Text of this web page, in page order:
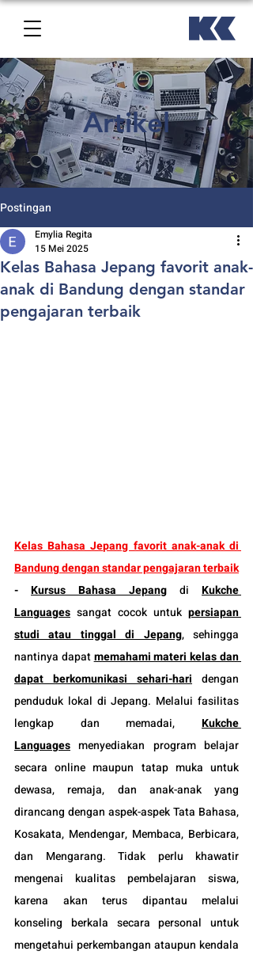
Artikel
Postingan
Kelas Bahasa Jepang favorit anak-
anak di Bandung dengan standar
pengajaran terbaik
Emylia Regita
15 Mei 2025
Kelas Bahasa Jepang favorit anak-anak di
Bandung dengan standar pengajaran terbaik
-
Kursus Bahasa Jepang di Kukche
Languages sangat cocok untuk persiapan
studi atau tinggal di Jepang, sehingga
nantinya dapat memahami materi kelas dan
dapat berkomunikasi sehari-hari dengan
penduduk lokal di Jepang. Melalui fasilitas
lengkap dan memadai, Kukche
Languages menyediakan program belajar
secara online maupun tatap muka untuk
dewasa, remaja, dan anak-anak yang
dirancang dengan aspek-aspek Tata Bahasa,
Kosakata, Mendengar, Membaca, Berbicara,
dan Mengarang. Tidak perlu khawatir
mengenai kualitas pembelajaran siswa,
karena akan terus dipantau melalui
konseling berkala secara personal untuk
mengetahui perkembangan ataupun kendala